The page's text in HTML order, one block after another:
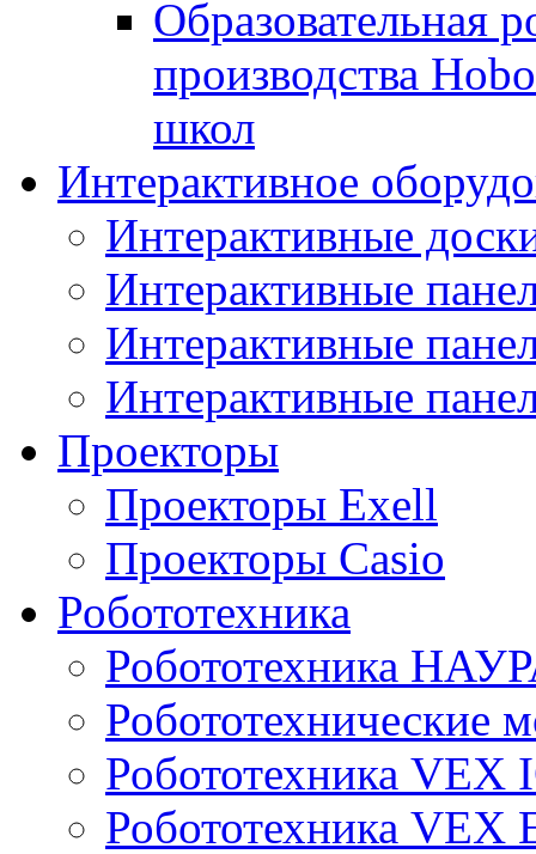
Образовательная
производства
школ
Интерактивное
Интерактивные
Интерактивные
Интерактивные
Интерактивные
Проекторы
Проекторы Exell
Проекторы Casio
Робототехника
Робототехника
Робототехнические
Робототехника VEX
Робототехника VEX